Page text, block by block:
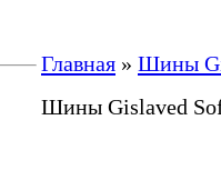
Главная » Шины
Шины Gislaved